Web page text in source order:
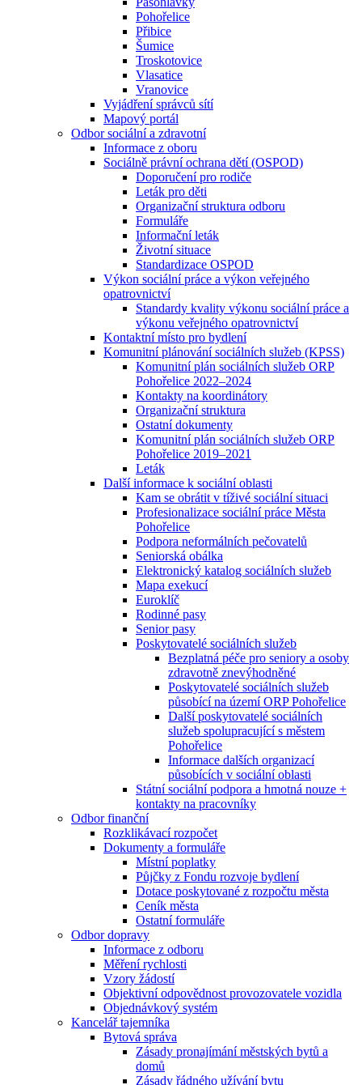
Pohořelice
Přibice
Šumice
Troskotovice
Vlasatice
Vranovice
Vyjádření správců sítí
Mapový portál
Odbor sociální a zdravotní
Informace z oboru
Sociálně právní ochrana dětí (OSPOD)
Doporučení pro rodiče
Leták pro děti
Organizační struktura odboru
Formuláře
Informační leták
Životní situace
Standardizace OSPOD
Výkon sociální práce a výkon veřejného
opatrovnictví
Standardy kvality výkonu sociální práce a
výkonu veřejného opatrovnictví
Kontaktní místo pro bydlení
Komunitní plánování sociálních služeb (KPSS)
Komunitní plán sociálních služeb ORP
Pohořelice 2022–2024
Kontakty na koordinátory
Organizační struktura
Ostatní dokumenty
Komunitní plán sociálních služeb ORP
Pohořelice 2019–2021
Leták
Další informace k sociální oblasti
Kam se obrátit v tíživé sociální situaci
Profesionalizace sociální práce Města
Pohořelice
Podpora neformálních pečovatelů
Seniorská obálka
Elektronický katalog sociálních služeb
Mapa exekucí
Euroklíč
Rodinné pasy
Senior pasy
Poskytovatelé sociálních služeb
Bezplatná péče pro seniory a osoby
zdravotně znevýhodněné
Poskytovatelé sociálních služeb
působící na území ORP Pohořelice
Další poskytovatelé sociálních
služeb spolupracující s městem
Pohořelice
Informace dalších organizací
působících v sociální oblasti
Státní sociální podpora a hmotná nouze +
kontakty na pracovníky
Odbor finanční
Rozklikávací rozpočet
Dokumenty a formuláře
Místní poplatky
Půjčky z Fondu rozvoje bydlení
Dotace poskytované z rozpočtu města
Ceník města
Ostatní formuláře
Odbor dopravy
Informace z odboru
Měření rychlosti
Vzory žádostí
Objektivní odpovědnost provozovatele vozidla
Objednávkový systém
Kancelář tajemníka
Bytová správa
Zásady pronajímání městských bytů a
domů
Zásady řádného užívání bytu